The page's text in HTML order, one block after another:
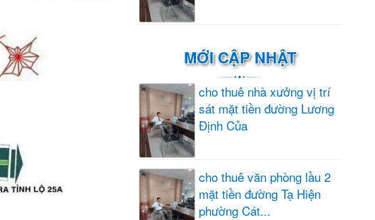
MỚI CẬP NHẬT
cho thuê nhà xưởng vị trí
sát mặt tiền đường Lương
Định Của
cho thuê văn phòng lầu 2
mặt tiền đường Tạ Hiện
phường Cát...